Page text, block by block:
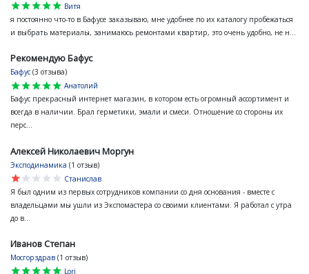
star
star
star
star
star
Витя
я постоянно что-то в Бафусе заказываю, мне удобнее по их каталогу пробежаться
и выбрать материалы, занимаюсь ремонтами квартир, это очень удобно, не н...
Рекомендую Бафус
Бафус (3 отзыва)
star
star
star
star
star
Анатолий
Бафус прекрасный интернет магазин, в котором есть огромный ассортимент и
всегда в наличии. Брал герметики, эмали и смеси. Отношение со стороны их
перс...
Алексей Николаевич Моргун
Эксподинамика (1 отзыв)
star
star
star
star
star
Станислав
Я был одним из первых сотрудников компании со дня основания - вместе с
владельцами мы ушли из Экспомастера со своими клиентами. Я работал с утра
до в...
Иванов Степан
Мосгорздрав (1 отзыв)
star
star
star
star
star
Lori